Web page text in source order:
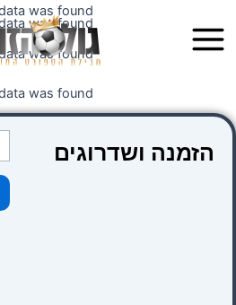
לתוכן
Menu
was found
was found
was found
was found
הזמנה ושדרוגים